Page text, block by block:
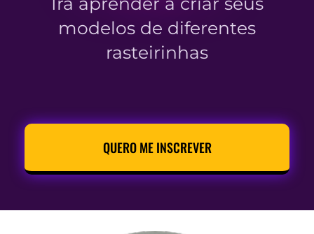
modelos de diferentes
rasteirinhas
QUERO ME INSCREVER